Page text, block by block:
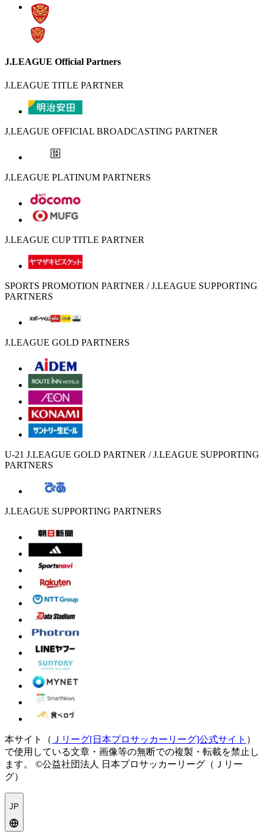
J.LEAGUE Official Partners
J.LEAGUE TITLE PARTNER
J.LEAGUE OFFICIAL BROADCASTING PARTNER
J.LEAGUE PLATINUM PARTNERS
J.LEAGUE CUP TITLE PARTNER
SPORTS PROMOTION PARTNER / J.LEAGUE SUPPORTING
PARTNERS
J.LEAGUE GOLD PARTNERS
U-21 J.LEAGUE GOLD PARTNER / J.LEAGUE SUPPORTING
PARTNERS
J.LEAGUE SUPPORTING PARTNERS
本サイト（ Ｊリーグ[日本プロサッカーリーグ]公式サイト ）
で使用している文章・画像等の無断での複製・転載を禁止し
ます。
©公益社団法人 日本プロサッカーリーグ（Ｊリー
グ）
JP